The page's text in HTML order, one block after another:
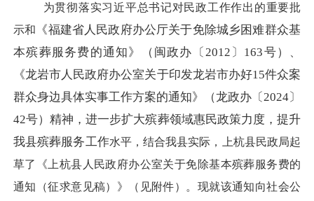
为贯彻落实习近平总书记对民政工作作出的重要批
示和 《福建省人民政府办公厅关于免除城乡困难群众基
本殡葬服务费的通知》（闽政办〔 2012〕163号）
《龙岩市人民政府办公室关于印发龙岩市办好15件众案
群众身边具体实事工作方案的通知》（龙政办 〔 2024〕
42号）精神，进一步扩大殡葬领域惠民政策力度，提升
我县殡葬服务工作水平， 结合我县实际， 上杭县民政局起
草了
《上杭县人民政府办公室关于免除基本殡葬服务费的
通知（征求意 见稿）》 （见附件） 。 现就该通知向社会公